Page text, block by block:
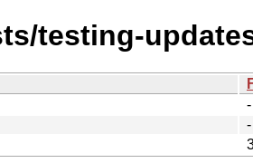
testing-
-
-